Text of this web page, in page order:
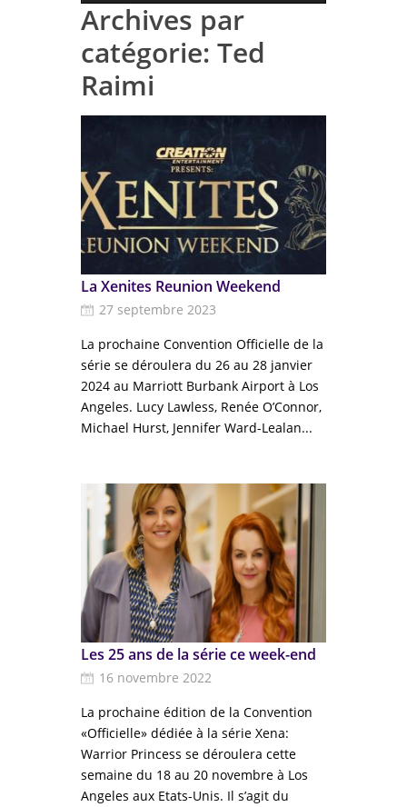
Archives par
catégorie: Ted
Raimi
La Xenites Reunion Weekend
27 septembre 2023
La prochaine Convention Officielle de la
série se déroulera du 26 au 28 janvier
2024 au Marriott Burbank Airport à Los
Angeles. Lucy Lawless, Renée O’Connor,
Michael Hurst, Jennifer Ward-Lealan...
Les 25 ans de la série ce week-end
16 novembre 2022
La prochaine édition de la Convention
«Officielle» dédiée à la série Xena:
Warrior Princess se déroulera cette
semaine du 18 au 20 novembre à Los
Angeles aux Etats-Unis. Il s’agit du